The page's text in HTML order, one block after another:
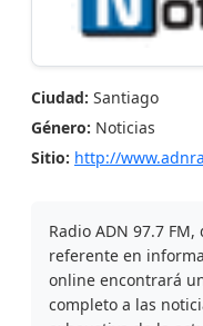
Ciudad: Santiago
Género: Noticias
Sitio: http://
Radio ADN 97.7
referente en
online encontrará
completo a las